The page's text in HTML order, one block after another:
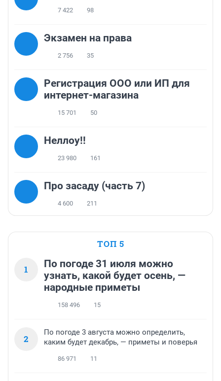
7 422 98
Экзамен на права
2 756 35
Регистрация ООО или ИП для
интернет-магазина
15 701 50
Неллоу!!
23 980 161
Про засаду (часть 7)
4 600 211
ТОП 5
1
По погоде 31 июля можно
узнать, какой будет осень, —
народные приметы
158 496 15
2
По погоде 3 августа можно определить,
каким будет декабрь, — приметы и поверья
86 971 11